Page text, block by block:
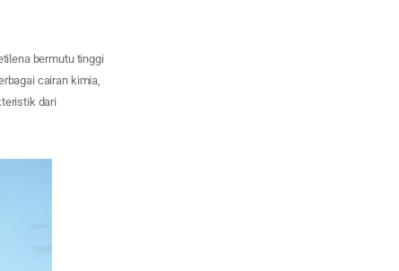
bermutu tinggi
cairan kimia,
dari